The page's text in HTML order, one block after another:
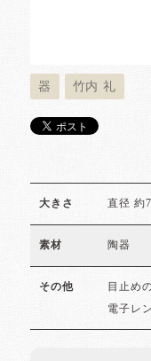
器 竹内 礼
大きさ 直径 約
素材 陶器
その他 目止め
電子レ